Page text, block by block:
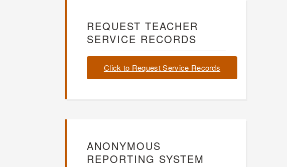
REQUEST TEACHER
SERVICE RECORDS
Click to Request Service Records
ANONYMOUS
REPORTING SYSTEM